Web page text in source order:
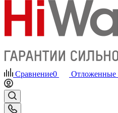
Сравнение0 Отложенные